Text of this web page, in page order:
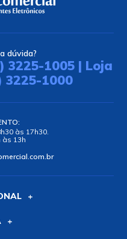
dúvida?
3225-1005 | Loja
3225-1000
às 17h30.
às 13h